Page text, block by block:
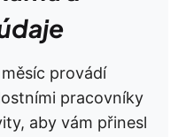
provádí
pracovníky
aby vám přinesl